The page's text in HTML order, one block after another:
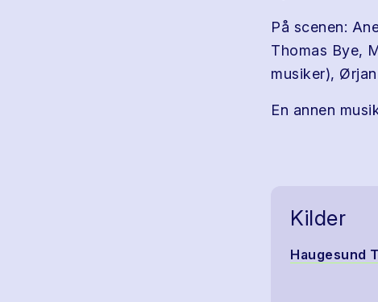
På scenen:
Thomas Bye,
musiker),
En annen
Kilder
Haugesund